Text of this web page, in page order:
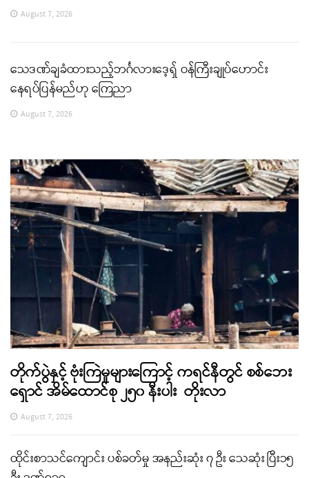
August 7, 2026
သေဒဏ်ချခံထားသည့်ဘင်္ဂလားဒေ့ရှ် ဝန်ကြီးချုပ်ဟောင်း
နေရပ်ပြန်မည်ဟု ကြေညာ
August 7, 2026
တိုက်ပွဲနှင့် ဗုံးကြဲမှုများကြောင့် ကရင်နီတွင် စစ်ဘေး
ရှောင် အိမ်ထောင်စု ၂၅၀ နီးပါး တိုးလာ
August 7, 2026
ထိုင်းစာသင်ကျောင်း ပစ်ခတ်မှု အနည်းဆုံး ၇ ဦး သေဆုံး ပြီး၁၅